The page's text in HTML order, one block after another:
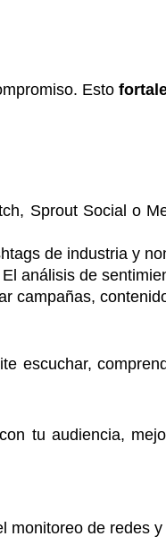
Esto
Sprout Social o
de industria y
El análisis de
campañas,
escuchar,
tu audiencia,
monitoreo de redes